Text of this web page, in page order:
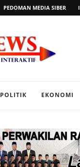
PEDOMAN MEDIA SIBER
POLITIK EKONOMI